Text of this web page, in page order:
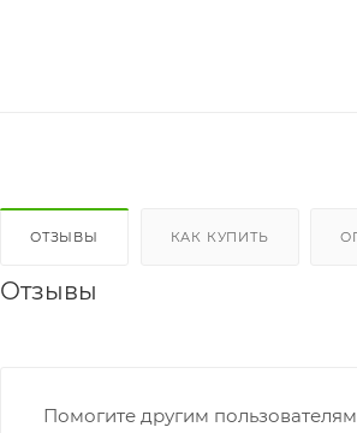
ОТЗЫВЫ КАК КУПИТЬ
Отзывы
Помогите другим